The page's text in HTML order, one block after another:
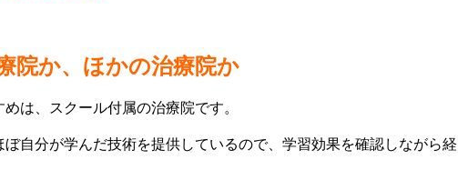
院か、ほかの治療院か
は、スクール付属の治療院です。
自分が学んだ技術を提供しているので、学習効果を確認しながら経